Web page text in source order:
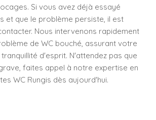
Si vous avez déjà essayé
et que le problème persiste, il est
Nous intervenons rapidement
de WC bouché, assurant votre
d'esprit. N'attendez pas que
faites appel à notre expertise en
WC Rungis dès aujourd'hui.